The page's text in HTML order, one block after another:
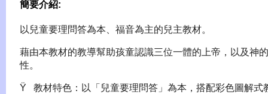
簡要介紹:
以兒童要理問答為本、福音為主的兒主教材。
藉由本教材的教導幫助孩童認識三位一體的上帝，以及神
性。
Ÿ 教材特色：以「兒童要理問答」為本，搭配彩色圖解式